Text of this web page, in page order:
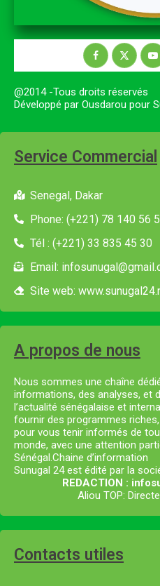
@2014 -Tous droits réservés
Développé par Ousdarou pour
Service Commercial
Senegal, Dakar
Phone: (+221) 78 140 56
Tél : (+221) 33 835 45 30
Email:
Site web:
A propos de nous
Nous sommes une chaîne
informations, des analyses, et
l’actualité sénégalaise et
fournir des programmes
pour vous tenir informés de
monde, avec une attention
Sénégal.Chaine d’information
Sunugal 24 est édité par la
REDACTION :
Aliou TOP:
Contacts utiles